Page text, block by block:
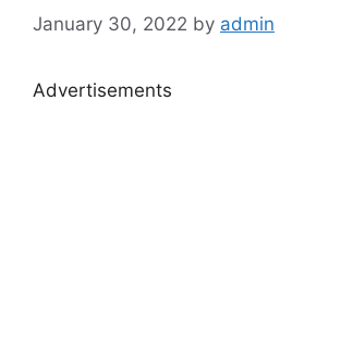
January 30, 2022 by admin
Advertisements